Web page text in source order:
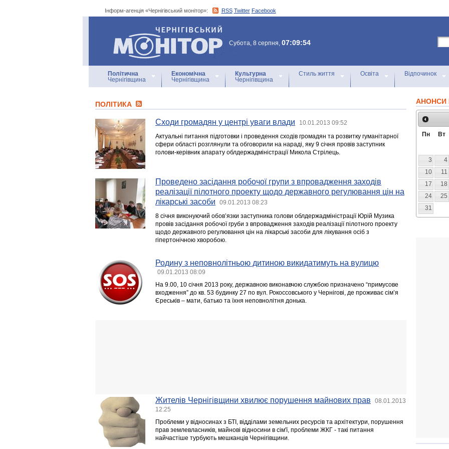
Інформ-агенція «Чернігівський монітор»: RSS Twitter Facebook
Інформ-агенція
«Чернігівський монітор»
Субота, 8 серпня, 07:09:54
Політична
Чернігівщина
Економічна
Чернігівщина
Культурна
Чернігівщина
Стиль життя Освіта Відпочинок
ПОЛІТИКА
Сходи громадян у центрі уваги влади 10.01.2013 09:52
Актуальні питання підготовки і проведення сходів громадян та розвитку гуманітарної
сфери області розглянули та обговорили на нараді, яку 9 січня провів заступник
голови-керівник апарату облдержадміністрації Микола Стрілець.
Проведено засідання робочої групи з впровадження заходів
реалізації пілотного проекту щодо державного регулювання цін на
лікарські засоби
09.01.2013 08:23
8 січня виконуючий обов’язки заступника голови облдержадміністрації Юрій Музика
провів засідання робочої груби з впровадження заходів реалізації пілотного проекту
щодо державного регулювання цін на лікарські засоби для лікування осіб з
гіпертонічною хворобою.
Родину з неповнолітньою дитиною викидатимуть на вулицю
09.01.2013 08:09
На 9.00, 10 січня 2013 року, державною виконавчою службою призначено “примусове
входження” до кв. 53 будинку 27 по вул. Рокоссовського у Чернігові, де проживає сім’я
Єреськів – мати, батько та їхня неповнолітня донька.
Жителів Чернігівщини хвилює порушення майнових прав
08.01.2013
12:25
Проблеми у відносинах з БТІ, відділами земельних ресурсів та архітектури, порушення
прав землевласників, майнові відносини в сім'ї, проблеми ЖКГ - такі питання
найчастіше турбують мешканців Чернігівщини.
АНОНСИ
Пн Вт
3
4
10
11
17
18
24
25
31